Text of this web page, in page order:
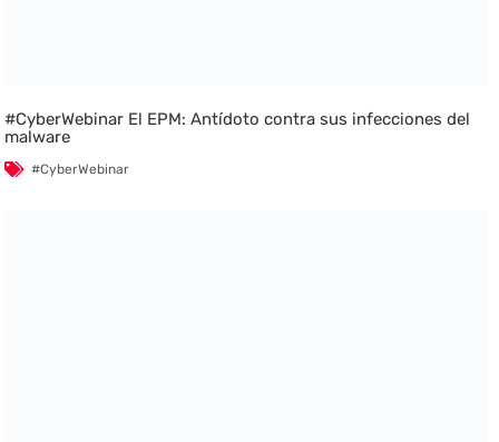
#CyberWebinar El EPM: Antídoto contra sus infecciones del
malware
#CyberWebinar